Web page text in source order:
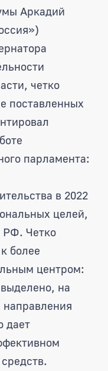
Аркадий
четко
поставленных
парламента:
в 2022
целей,
РФ. Четко
более
центром:
на
направления
дает